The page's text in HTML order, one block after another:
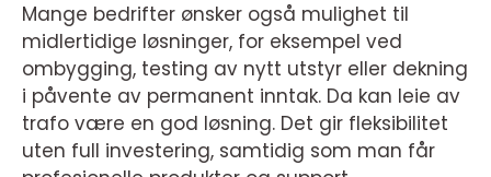
Mange bedrifter ønsker også mulighet til
midlertidige løsninger, for eksempel ved
ombygging, testing av nytt utstyr eller dekning
i påvente av permanent inntak. Da kan leie av
trafo være en god løsning. Det gir fleksibilitet
uten full investering, samtidig som man får